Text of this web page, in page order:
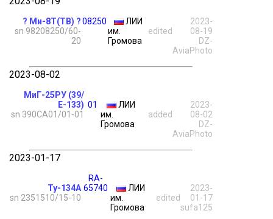
? Ми-8Т(ТВ) ?
sn 98208250/60-
20
08250
ЛИИ
им.
Громова
edited
2023-
08-19
DZ-
AviaPhoto
2023-08-02
МиГ-25РУ (39/
Е-133)
sn 390СА01/01-01
01
ЛИИ
им.
Громова
added
2023-
08-02
DZ-
AviaPhoto
2023-01-17
Ту-134А
sn 2351510/15-10
RA-
65740
ЛИИ
им.
Громова
edited
2023-
01-17
sufa125